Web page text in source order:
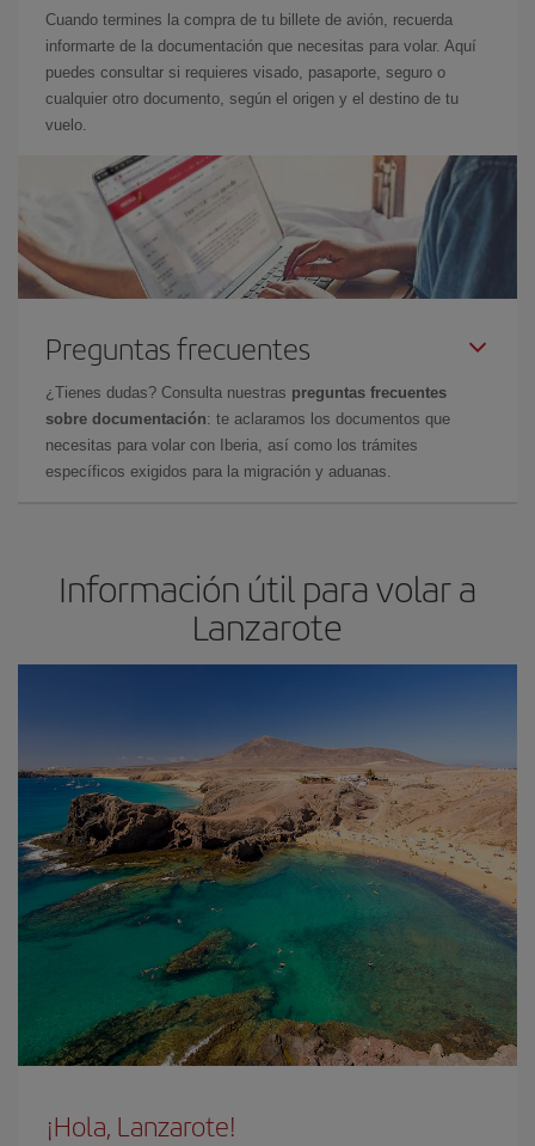
Cuando termines la compra de tu billete de avión, recuerda
informarte de la documentación que necesitas para volar. Aquí
puedes consultar si requieres visado, pasaporte, seguro o
cualquier otro documento, según el origen y el destino de tu
vuelo.
Preguntas frecuentes
¿Tienes dudas? Consulta nuestras preguntas frecuentes
sobre documentación: te aclaramos los documentos que
necesitas para volar con Iberia, así como los trámites
específicos exigidos para la migración y aduanas.
Información útil para volar a
Lanzarote
¡Hola, Lanzarote!